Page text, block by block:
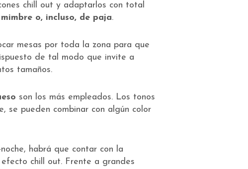
chill out y adaptarlos con total
o, incluso, de paja.
mesas por toda la zona para que
de tal modo que invite a
tamaños.
son los más empleados. Los tonos
se pueden combinar con algún color
habrá que contar con la
chill out. Frente a grandes